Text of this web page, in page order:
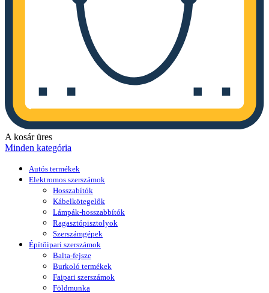
A kosár üres
Minden kategória
Autós termékek
Elektromos szerszámok
Hosszabítók
Kábelkötegelők
Lámpák-hosszabbítók
Ragasztópisztolyok
Szerszámgépek
Építőipari szerszámok
Balta-fejsze
Burkoló termékek
Faipari szerszámok
Földmunka